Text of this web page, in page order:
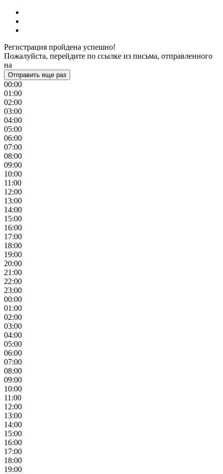
Регистрация пройдена успешно!
Пожалуйста, перейдите по ссылке из письма, отправленного
на
Отправить еще раз
00:00
01:00
02:00
03:00
04:00
05:00
06:00
07:00
08:00
09:00
10:00
11:00
12:00
13:00
14:00
15:00
16:00
17:00
18:00
19:00
20:00
21:00
22:00
23:00
00:00
01:00
02:00
03:00
04:00
05:00
06:00
07:00
08:00
09:00
10:00
11:00
12:00
13:00
14:00
15:00
16:00
17:00
18:00
19:00